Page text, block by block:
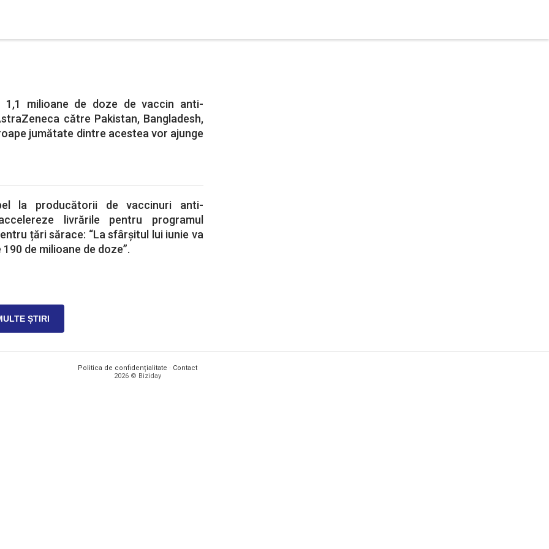
1,1 milioane de doze de vaccin anti-
către Pakistan, Bangladesh,
jumătate dintre acestea vor ajunge
la producătorii de vaccinuri anti-
livrările pentru programul
țări sărace: “La sfârșitul lui iunie va
de milioane de doze”.
ȘTIRI
Politica de confidențialitate · Contact
2026 © Biziday